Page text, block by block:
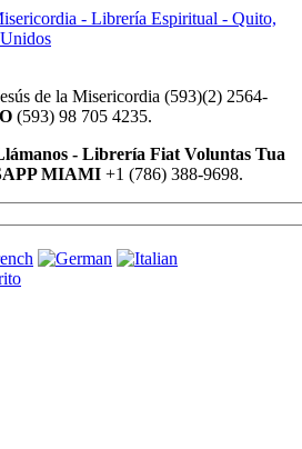
(593)(2) 2564-
(593) 98 705 4235.
MIAMI +1 (786) 388-9698.